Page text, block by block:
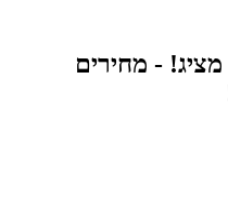
- מחירים